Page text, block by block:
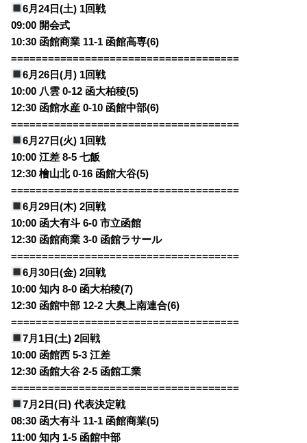
6月24日(土) 1回戦
09:00 開会式
10:30 函館商業 11-1 函館高専(6)
=====================================
6月26日(月) 1回戦
10:00 八雲 0-12 函大柏稜(5)
12:30 函館水産 0-10 函館中部(6)
=====================================
6月27日(火) 1回戦
10:00 江差 8-5 七飯
12:30 檜山北 0-16 函館大谷(5)
=====================================
6月29日(木) 2回戦
10:00 函大有斗 6-0 市立函館
12:30 函館商業 3-0 函館ラサール
=====================================
6月30日(金) 2回戦
10:00 知内 8-0 函大柏稜(7)
12:30 函館中部 12-2 大奥上南連合(6)
=====================================
7月1日(土) 2回戦
10:00 函館西 5-3 江差
12:30 函館大谷 2-5 函館工業
=====================================
7月2日(日) 代表決定戦
08:30 函大有斗 11-1 函館商業(5)
11:00 知内 1-5 函館中部